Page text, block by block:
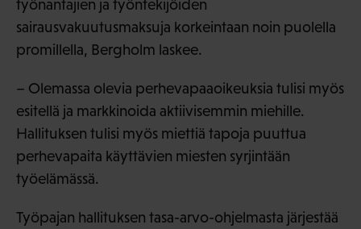
työnantajien ja työntekijöiden
sairausvakuutusmaksuja korkeintaan noin puolella
promillella, Bergholm laskee.
– Olemassa olevia perhevapaaoikeuksia tulisi myös
esitellä ja markkinoida aktiivisemmin miehille.
Hallituksen tulisi myös miettiä tapoja puuttua
perhevapaita käyttävien miesten syrjintään
työelämässä.
Työpajan hallituksen tasa-arvo-ohjelmasta järjestää